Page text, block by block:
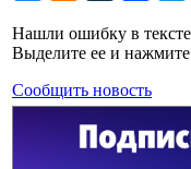
Нашли ошибку в
Выделите ее и
Сообщить новость